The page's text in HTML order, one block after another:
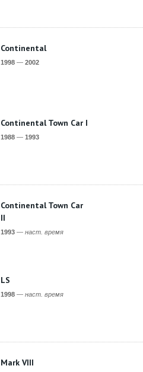
Continental
1998— 2002
Continental Town Car I
1988— 1993
Continental Town Car
II
1993— наст. время
LS
1998— наст. время
Mark VIII